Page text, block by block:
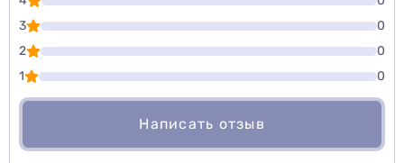
3
0
2
0
1
0
Написать отзыв